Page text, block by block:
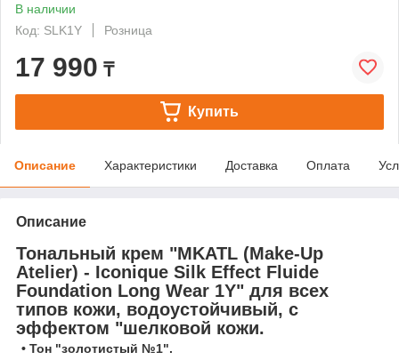
В наличии
Код: SLK1Y
Розница
17 990 ₸
Купить
Описание Характеристики Доставка Оплата
Описание
Тональный крем "MKATL (Make-Up
Atelier) - Iconique Silk Effect Fluide
Foundation Long Wear 1Y" для всех
типов кожи, водоустойчивый, с
эффектом "шелковой кожи.
• Тон "золотистый №1".